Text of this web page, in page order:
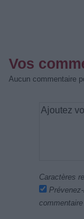
Vos
Aucun commentaire
Caractères
commentaire